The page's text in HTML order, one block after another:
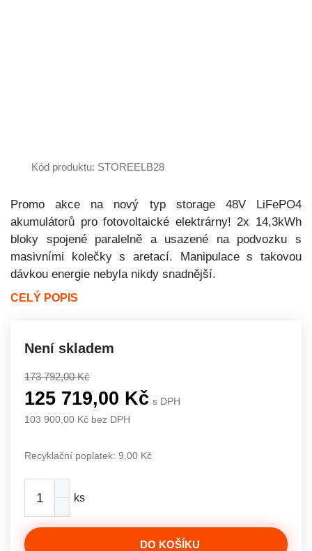
Kód produktu: STOREELB28
Promo akce na nový typ storage 48V LiFePO4
akumulátorů pro fotovoltaické elektrárny! 2x 14,3kWh
bloky spojené paralelně a usazené na podvozku s
masivními kolečky s aretací. Manipulace s takovou
dávkou energie nebyla nikdy snadnější.
CELÝ POPIS
Není skladem
173 792,00 Kč
125 719,00 Kč s DPH
103 900,00 Kč bez DPH
Recyklační poplatek: 9,00 Kč
ks
DO KOŠÍKU